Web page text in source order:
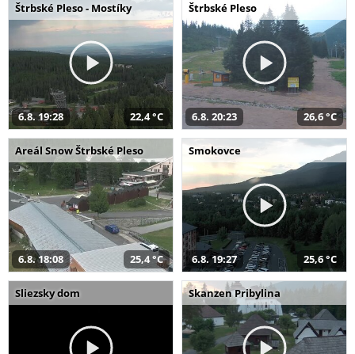
Štrbské Pleso - Mostíky
6.8. 19:28 22,4 °C
Štrbské Pleso
6.8. 20:23 26,6 °C
Areál Snow Štrbské Pleso
6.8. 18:08 25,4 °C
Smokovce
6.8. 19:27 25,6 °C
Sliezsky dom Skanzen Pribylina